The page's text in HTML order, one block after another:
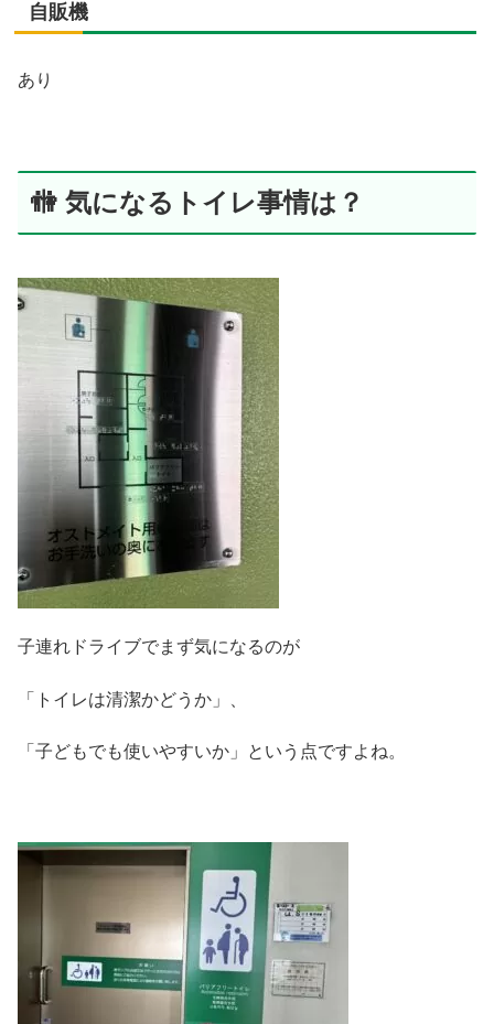
自販機
あり
🚻 気になるトイレ事情は？
子連れドライブでまず気になるのが
「トイレは清潔かどうか」、
「子どもでも使いやすいか」という点ですよね。